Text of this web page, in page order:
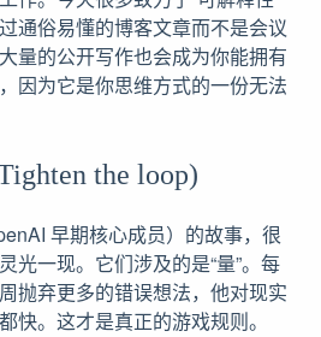
通俗易懂的博客文章而不是会议
量的公开写作也会成为你能拥有
因为它是你思维方式的一份无法
the loop)
早期核心成员）的故事，很
光一现。它们涉及的是“量”。每
抛弃更多的错误想法，他对现实
快。这才是真正的游戏规则。